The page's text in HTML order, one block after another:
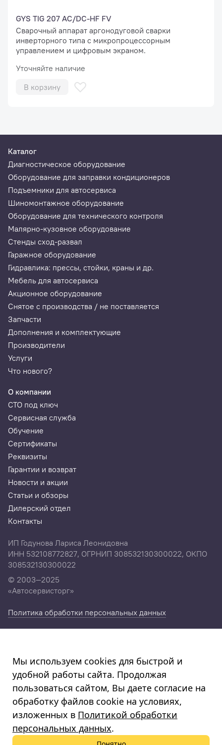
GYS TIG 207 AC/DC-HF FV
Сварочный аппарат аргонодуговой сварки
инверторного типа с микропроцессорным
управлением и цифровым экраном.
Уточняйте наличие
В корзину
Каталог
Диагностическое оборудование
Оборудование для заправки кондиционеров
Подъемники для автосервиса
Шиномонтажное оборудование
Оборудование для технического контроля
Малярно-кузовное оборудование
Стенды сход-развал
Гаражное оборудование
Гидравлика: прессы, стойки, краны и др.
Мебель для автосервиса
Акционное оборудование
Снятое с производства / не поставляется
Запчасти
Дополнения и комплектующие
Производители
Услуги
Что нового?
О компании
СТО под ключ
Сервисная служба
Обучение
Сертификаты
Реквизиты
Гарантии и возврат
Новости и акции
Статьи и обзоры
Дилерский отдел
Контакты
© 2003—2025
«Автосервисторг»
ИП Годунова Лариса Леонидовна
ИНН 532108772827, ОГРНИП 308532130300022, ОКПО
308532130300022
Политика обработки персональных данных
Мы используем cookies для быстрой и
удобной работы сайта. Продолжая
пользоваться сайтом, Вы даете согласие на
обработку файлов cookie на условиях,
изложенных в Политикой обработки
персональных данных.